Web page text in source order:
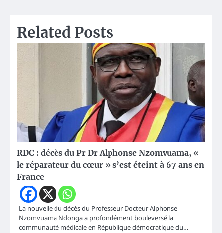
Related Posts
RDC : décès du Pr Dr Alphonse Nzomvuama, «
le réparateur du cœur » s’est éteint à 67 ans en
France
La nouvelle du décès du Professeur Docteur Alphonse
Nzomvuama Ndonga a profondément bouleversé la
communauté médicale en République démocratique du…